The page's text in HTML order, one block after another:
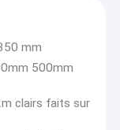
mm
500mm
clairs faits sur